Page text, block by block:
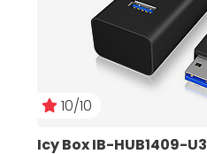
10/10
Icy Box IB-HUB1409-U3